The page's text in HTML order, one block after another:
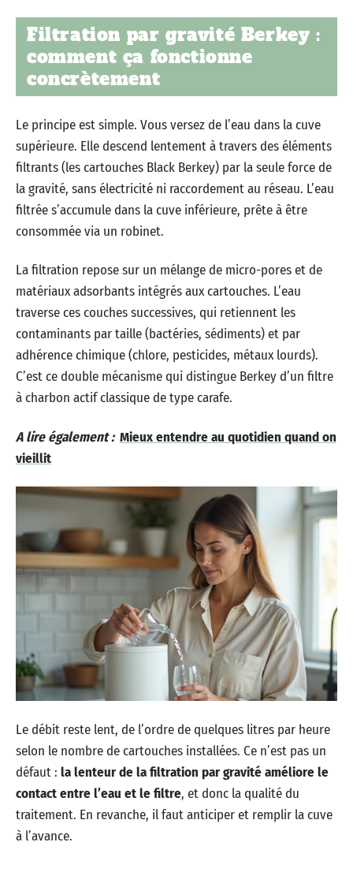
Filtration par gravité Berkey :
comment ça fonctionne
concrètement
Le principe est simple. Vous versez de l’eau dans la cuve
supérieure. Elle descend lentement à travers des éléments
filtrants (les cartouches Black Berkey) par la seule force de
la gravité, sans électricité ni raccordement au réseau. L’eau
filtrée s’accumule dans la cuve inférieure, prête à être
consommée via un robinet.
La filtration repose sur un mélange de micro-pores et de
matériaux adsorbants intégrés aux cartouches. L’eau
traverse ces couches successives, qui retiennent les
contaminants par taille (bactéries, sédiments) et par
adhérence chimique (chlore, pesticides, métaux lourds).
C’est ce double mécanisme qui distingue Berkey d’un filtre
à charbon actif classique de type carafe.
A lire également : Mieux entendre au quotidien quand on
vieillit
Le débit reste lent, de l’ordre de quelques litres par heure
selon le nombre de cartouches installées. Ce n’est pas un
défaut : la lenteur de la filtration par gravité améliore le
contact entre l’eau et le filtre, et donc la qualité du
traitement. En revanche, il faut anticiper et remplir la cuve
à l’avance.